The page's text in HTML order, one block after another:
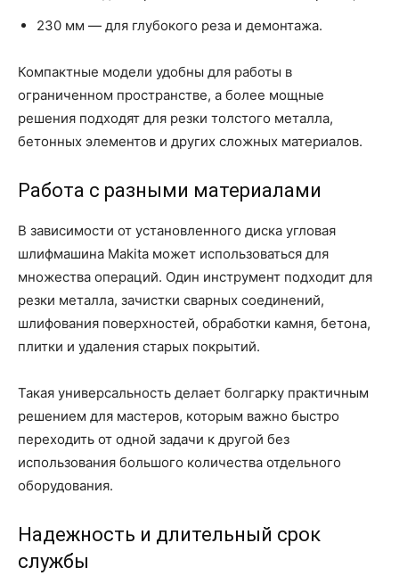
230 мм — для глубокого реза и демонтажа.
Компактные модели удобны для работы в
ограниченном пространстве, а более мощные
решения подходят для резки толстого металла,
бетонных элементов и других сложных материалов.
Работа с разными материалами
В зависимости от установленного диска угловая
шлифмашина Makita может использоваться для
множества операций. Один инструмент подходит для
резки металла, зачистки сварных соединений,
шлифования поверхностей, обработки камня, бетона,
плитки и удаления старых покрытий.
Такая универсальность делает болгарку практичным
решением для мастеров, которым важно быстро
переходить от одной задачи к другой без
использования большого количества отдельного
оборудования.
Надежность и длительный срок
службы